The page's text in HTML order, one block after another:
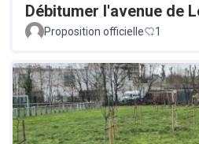
Débitumer l'avenue de
Proposition officielle
1